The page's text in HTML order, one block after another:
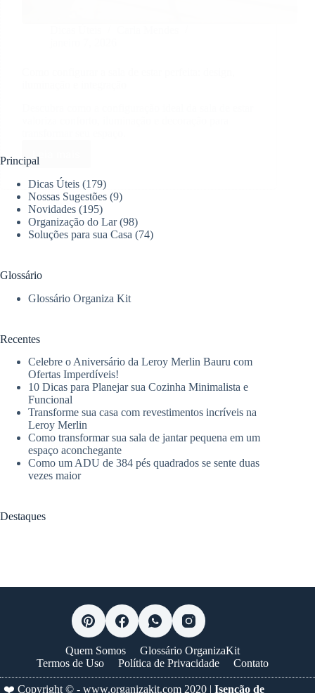
Leia mais
a
sala
de
estar
perfeita:
integração
Principal
Dicas Úteis (179)
Nossas Sugestões (9)
Novidades (195)
Organização do Lar(98)
Soluções para sua Casa (74)
Glossário
Glossário Organiza Kit
Recentes
Celebre o Aniversário da Leroy Merlin Bauru com
Ofertas Imperdíveis!
10 Dicas para Planejar sua Cozinha Minimalista e
Funcional
Transforme sua casa com revestimentos incríveis na
Leroy Merlin
Como transformar sua sala de jantar pequena em um
espaço aconchegante
Como um ADU de 384 pés quadrados se sente duas
vezes maior
Destaques
Quem Somos
Glossário OrganizaKit
Termos de Uso
Política de Privacidade Contato
❤️ Copyright © - www.organizakit.com 2020 | Isenção de